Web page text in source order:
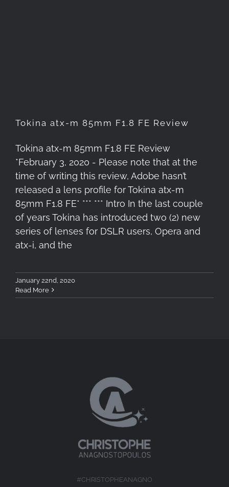
Tokina atx-m 85mm F1.8 FE Review
Tokina atx-m 85mm F1.8 FE Review
*February 3, 2020 - Please note that at the
time of writing this review, Adobe hasn’t
released a lens profile for Tokina atx-m
85mm F1.8 FE* *** *** Intro In the last couple
of years Tokina has introduced two (2) new
series of lenses for DSLR users, Opera and
atx-i, and the
January 22nd, 2020
Read More
#CHRISTOPHEANAGNO